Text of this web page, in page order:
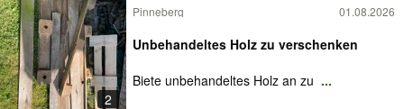
2
Pinneberg 01.08.2026
Unbehandeltes Holz zu verschenken
Biete unbehandeltes Holz an zu ...